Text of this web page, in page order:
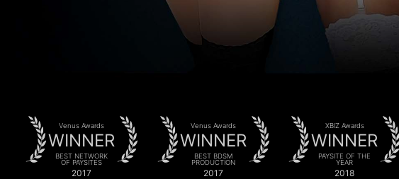
Venus Awards
WINNER
BEST NETWORK
OF PAYSITES
2017
Venus Awards
WINNER
BEST BDSM
PRODUCTION
2017
XBIZ Awards
WINNER
PAYSITE OF THE
YEAR
2018